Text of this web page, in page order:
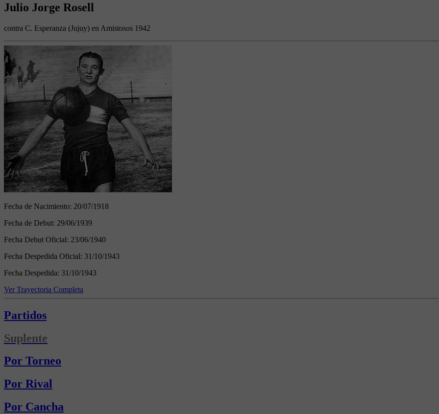
Julio Jorge Rosell
contra C. Esperanza (Jujuy) en Amistosos 1942
Fecha de Nacimiento: 20/07/1918
Fecha de Debut: 29/06/1939
Fecha Debut Oficial: 23/06/1940
Fecha Despedida Oficial: 31/10/1943
Fecha Despedida: 31/10/1943
Ver Trayectoria Completa
Partidos
Suplente
Por Torneo
Por Rival
Por Cancha